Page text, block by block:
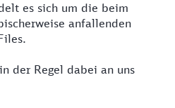
es sich um die beim
anfallenden
der Regel dabei an uns